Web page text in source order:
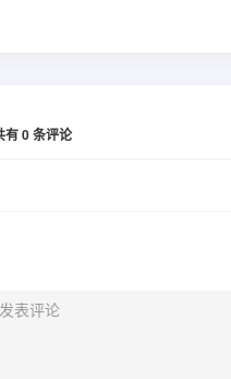
有0条评论